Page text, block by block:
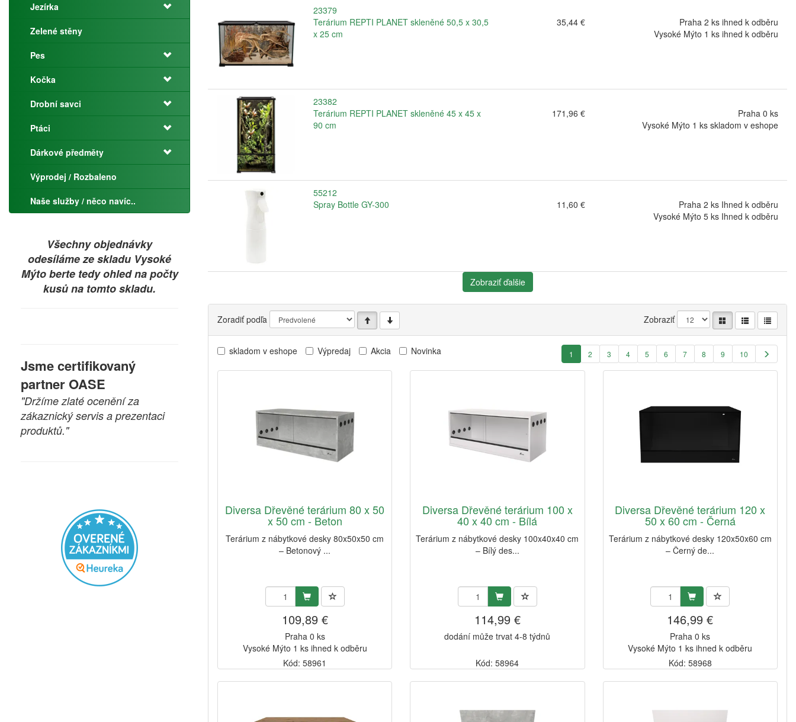
Jezírka
Zelené stěny
Pes
Kočka
Drobní savci
Ptáci
Dárkové předměty
Výprodej / Rozbaleno
Naše služby / něco navíc..
Všechny objednávky
odesíláme ze skladu Vysoké
Mýto berte tedy ohled na počty
kusů na tomto skladu.
Jsme certifikovaný
partner OASE
"Držíme zlaté ocenění za
zákaznický servis a prezentaci
produktů."
23379
Terárium REPTI PLANET skleněné 50,5 x 30,5
x 25 cm
35,44 €
Praha 2 ks ihned k odběru
Vysoké Mýto 1 ks ihned k odběru
23382
Terárium REPTI PLANET skleněné 45 x 45 x
90 cm
171,96 €
Praha 0 ks
Vysoké Mýto 1 ks skladom v eshope
55212
Spray Bottle GY-300
11,60 €
Praha 2 ks Ihned k odběru
Vysoké Mýto 5 ks Ihned k odběru
Zobraziť ďalšie
Zoradiť podľa Zobraziť
skladom v eshope Výpredaj Akcia Novinka 1 2 3 4 5 6 7 8 9 10
Diversa Dřevěné terárium 80 x 50
x 50 cm - Beton
Terárium z nábytkové desky 80x50x50 cm
– Betonový ...
109,89 €
Praha 0 ks
Vysoké Mýto 1 ks ihned k odběru
Kód: 58961
Diversa Dřevěné terárium 100 x
40 x 40 cm - Bílá
Terárium z nábytkové desky 100x40x40 cm
– Bílý des...
114,99 €
dodání může trvat 4-8 týdnů
Kód: 58964
Diversa Dřevěné terárium 120 x
50 x 60 cm - Černá
Terárium z nábytkové desky 120x50x60 cm
– Černý de...
146,99 €
Praha 0 ks
Vysoké Mýto 1 ks ihned k odběru
Kód: 58968